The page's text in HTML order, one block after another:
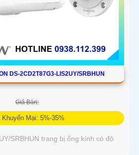
DS-2CD2T87G3-LIS2UY/SRBHUN
Giá Bán:
Khuyến Mại: 5%-35%
SRBHUN trang bị ống kính có độ